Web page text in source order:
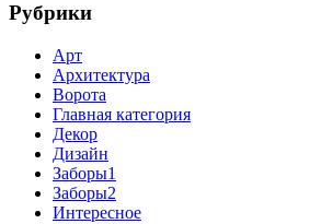
Рубрики
Арт
Архитектура
Ворота
Главная категория
Декор
Дизайн
Заборы1
Заборы2
Интересное